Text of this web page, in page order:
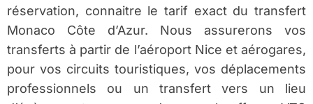
réservation, connaitre le tarif exact du transfert
Monaco Côte d’Azur. Nous assurerons vos
transferts à partir de l’aéroport Nice et aérogares,
pour vos circuits touristiques, vos déplacements
professionnels ou un transfert vers un lieu